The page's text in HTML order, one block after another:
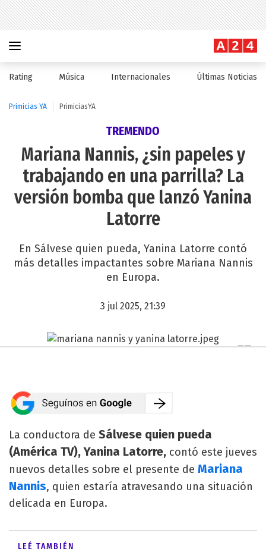
Rating Música Internacionales Últimas Noticias
Primicias YA PrimiciasYA
TREMENDO
Mariana Nannis, ¿sin papeles y
trabajando en una parrilla? La
versión bomba que lanzó Yanina
Latorre
En Sálvese quien pueda, Yanina Latorre contó
más detalles impactantes sobre Mariana Nannis
en Europa.
3 jul 2025, 21:39
La conductora de Sálvese quien pueda
(América TV), Yanina Latorre, contó este jueves
nuevos detalles sobre el presente de Mariana
Nannis, quien estaría atravesando una situación
delicada en Europa.
LEÉ TAMBIÉN